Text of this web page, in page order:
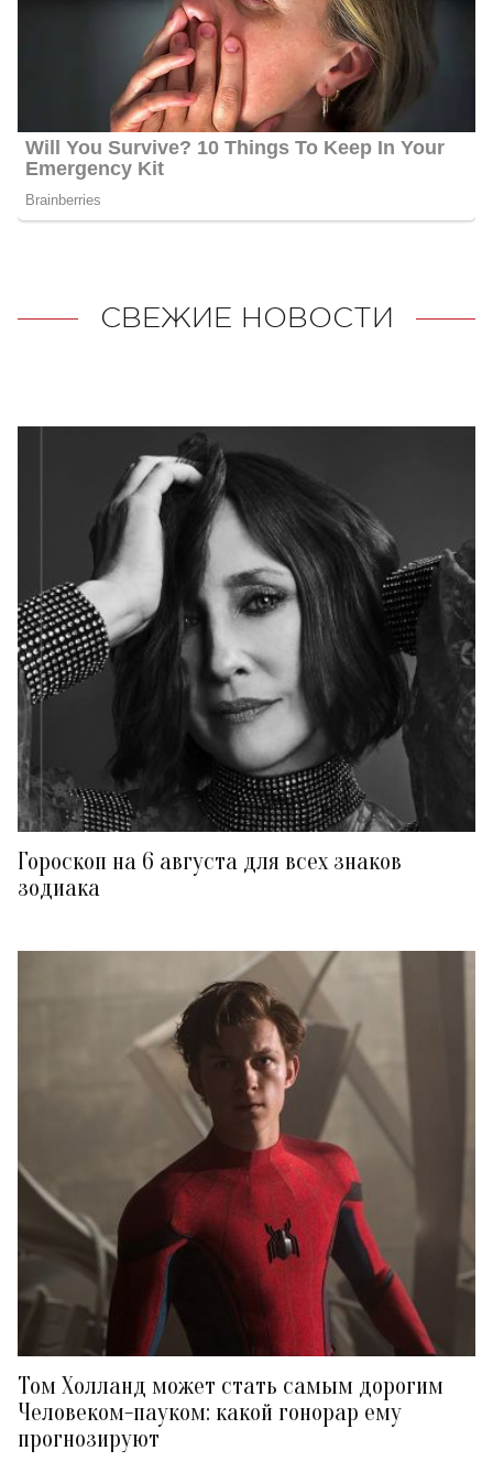
СВЕЖИЕ НОВОСТИ
Гороскоп на 6 августа для всех знаков
зодиака
Том Холланд может стать самым дорогим
Человеком-пауком: какой гонорар ему
прогнозируют